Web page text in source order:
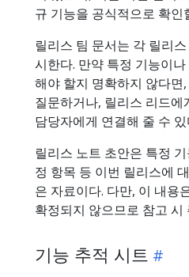
규 기능을 공식적으로 확인
릴리스 팀 문서는 각 릴리
시한다. 만약 특정 기능이
해야 할지 명확하지 않다면
질문하거나, 릴리스 리드
담당자에게 연결해 줄 수 있
릴리스 노트 초안은 특정
정 항목 등 이번 릴리스에
은 자료이다. 다만, 이 내용
확정되지 않으므로 참고 시
기능 추적 시트